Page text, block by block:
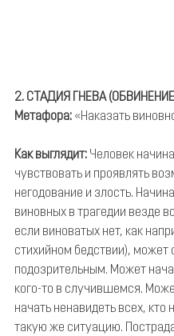
2. СТАДИЯ ГНЕВА
Метафора: «Наказать
Как выглядит: Человек
чувствовать и проявлять
негодование и злость.
виновных в трагедии везде
если виноватых нет, как
стихийном бедствии), может
подозрительным. Может
кого-то в случившемся.
начать ненавидеть всех, кто
такую же ситуацию.